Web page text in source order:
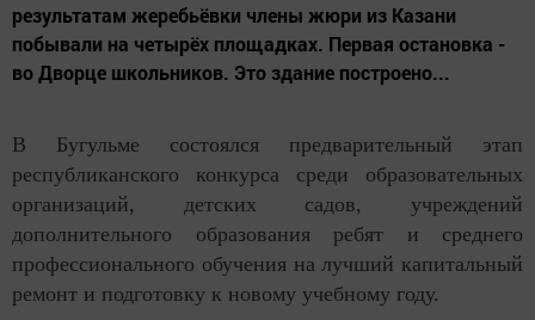
результатам жеребьёвки члены жюри из Казани
побывали на четырёх площадках. Первая остановка -
во Дворце школьников. Это здание построено...
В Бугульме состоялся предварительный этап
республиканского конкурса среди образовательных
организаций, детских садов, учреждений
дополнительного образования ребят и среднего
профессионального обучения на лучший капитальный
ремонт и подготовку к новому учебному году.